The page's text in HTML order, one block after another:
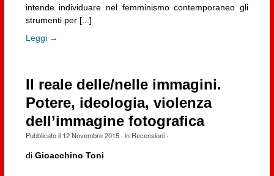
intende individuare nel femminismo contemporaneo gli
strumenti per [...]
Leggi →
Il reale delle/nelle immagini.
Potere, ideologia, violenza
dell’immagine fotografica
Pubblicato il 12 Novembre 2015· in Recensioni·
di Gioacchino Toni